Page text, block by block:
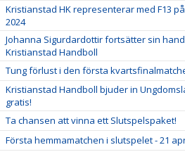
Kristianstad HK representerar med F13
2024
Johanna Sigurdardottir fortsätter sin
Kristianstad Handboll
Tung förlust i den första
Kristianstad Handboll bjuder in
gratis!
Ta chansen att vinna ett Slutspelspaket!
Första hemmamatchen i slutspelet - 21